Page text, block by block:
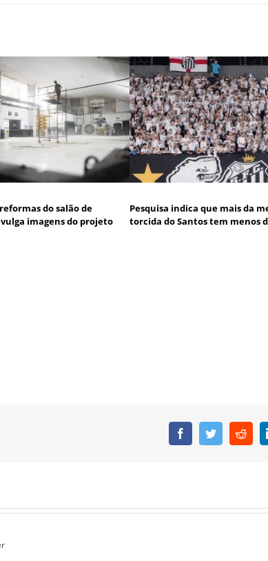
do salão de
imagens do projeto
Pesquisa indica que mais da
torcida do Santos tem menos
FacebookTwitter